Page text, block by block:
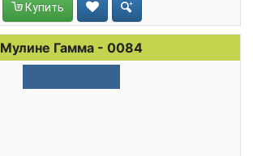
Купить
Мулине Гамма - 0084